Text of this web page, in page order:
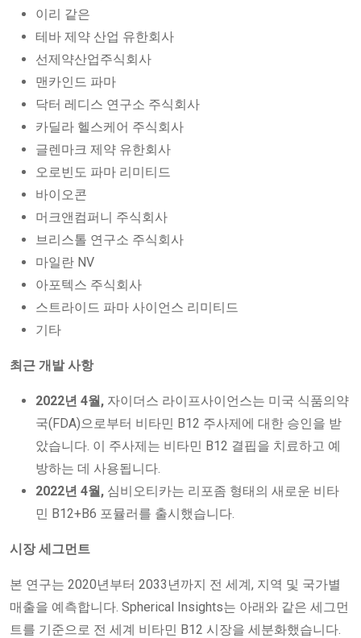
이리 같은
테바 제약 산업 유한회사
선제약산업주식회사
맨카인드 파마
닥터 레디스 연구소 주식회사
카딜라 헬스케어 주식회사
글렌마크 제약 유한회사
오로빈도 파마 리미티드
바이오콘
머크앤컴퍼니 주식회사
브리스톨 연구소 주식회사
마일란 NV
아포텍스 주식회사
스트라이드 파마 사이언스 리미티드
기타
최근 개발 사항
2022년 4월, 자이더스 라이프사이언스는 미국 식품의약
국(FDA)으로부터 비타민 B12 주사제에 대한 승인을 받
았습니다. 이 주사제는 비타민 B12 결핍을 치료하고 예
방하는 데 사용됩니다.
2022년 4월, 심비오티카는 리포좀 형태의 새로운 비타
민 B12+B6 포뮬러를 출시했습니다.
시장 세그먼트
본 연구는 2020년부터 2033년까지 전 세계, 지역 및 국가별
매출을 예측합니다. Spherical Insights는 아래와 같은 세그먼
트를 기준으로 전 세계 비타민 B12 시장을 세분화했습니다.